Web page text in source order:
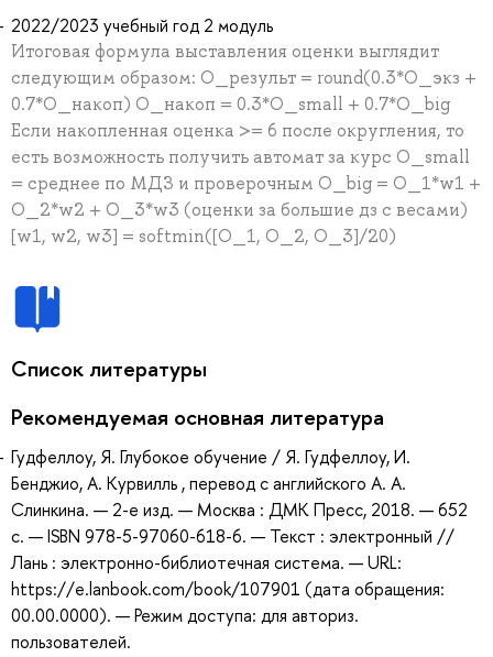
2022/2023 учебный год 2 модуль
Итоговая формула выставления оценки выглядит
следующим образом: О_результ = round(0.3*О_экз +
0.7*О_накоп) О_накоп = 0.3*О_small + 0.7*O_big
Если накопленная оценка >= 6 после округления, то
есть возможность получить автомат за курс O_small
= среднее по МДЗ и проверочным O_big = O_1*w1 +
O_2*w2 + O_3*w3 (оценки за большие дз с весами)
[w1, w2, w3] = softmin([O_1, O_2, O_3]/20)
Список литературы
Рекомендуемая основная литература
Гудфеллоу, Я. Глубокое обучение / Я. Гудфеллоу, И.
Бенджио, А. Курвилль , перевод с английского А. А.
Слинкина. — 2-е изд. — Москва : ДМК Пресс, 2018. — 652
с. — ISBN 978-5-97060-618-6. — Текст : электронный //
Лань : электронно-библиотечная система. — URL:
https://e.lanbook.com/book/107901 (дата обращения:
00.00.0000). — Режим доступа: для авториз.
пользователей.